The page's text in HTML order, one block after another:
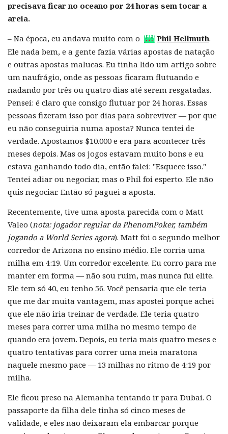
precisava ficar no oceano por 24 horas sem tocar a
areia.
– Na época, eu andava muito com o
Phil Hellmuth.
Ele nada bem, e a gente fazia várias apostas de natação
e outras apostas malucas. Eu tinha lido um artigo sobre
um naufrágio, onde as pessoas ficaram flutuando e
nadando por três ou quatro dias até serem resgatadas.
Pensei: é claro que consigo flutuar por 24 horas. Essas
pessoas fizeram isso por dias para sobreviver — por que
eu não conseguiria numa aposta? Nunca tentei de
verdade. Apostamos $10.000 e era para acontecer três
meses depois. Mas os jogos estavam muito bons e eu
estava ganhando todo dia, então falei: "Esquece isso."
Tentei adiar ou negociar, mas o Phil foi esperto. Ele não
quis negociar. Então só paguei a aposta.
Recentemente, tive uma aposta parecida com o Matt
Valeo (nota: jogador regular da PhenomPoker, também
jogando a World Series agora). Matt foi o segundo melhor
corredor de Arizona no ensino médio. Ele corria uma
milha em 4:19. Um corredor excelente. Eu corro para me
manter em forma — não sou ruim, mas nunca fui elite.
Ele tem só 40, eu tenho 56. Você pensaria que ele teria
que me dar muita vantagem, mas apostei porque achei
que ele não iria treinar de verdade. Ele teria quatro
meses para correr uma milha no mesmo tempo de
quando era jovem. Depois, eu teria mais quatro meses e
quatro tentativas para correr uma meia maratona
naquele mesmo pace — 13 milhas no ritmo de 4:19 por
milha.
Ele ficou preso na Alemanha tentando ir para Dubai. O
passaporte da filha dele tinha só cinco meses de
validade, e eles não deixaram ela embarcar porque